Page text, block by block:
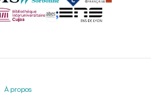
À propos